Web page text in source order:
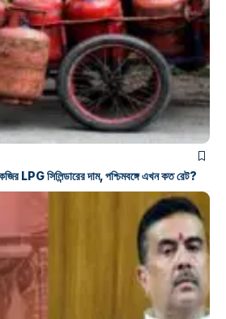
LPG সিলিন্ডারের দাম, পশ্চিমবঙ্গে এখন কত রেট?